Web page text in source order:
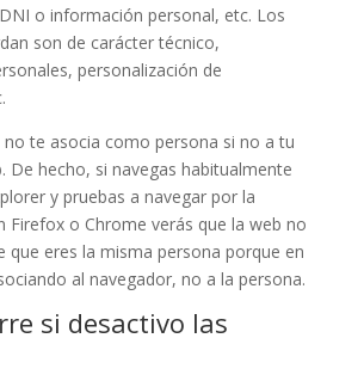
o información personal, etc. Los
son de carácter técnico,
personalización de
no te asocia como persona si no a tu
De hecho, si navegas habitualmente
y pruebas a navegar por la
Firefox o Chrome verás que la web no
que eres la misma persona porque en
al navegador, no a la persona.
si desactivo las